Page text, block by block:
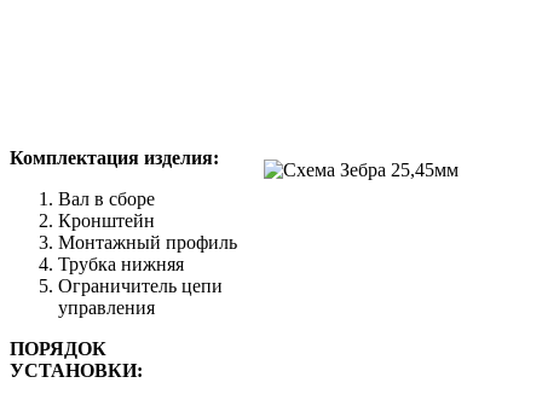
Комплектация изделия:
Вал в сборе
Кронштейн
Монтажный профиль
Трубка нижняя
Ограничитель цепи
управления
ПОРЯДОК
УСТАНОВКИ: